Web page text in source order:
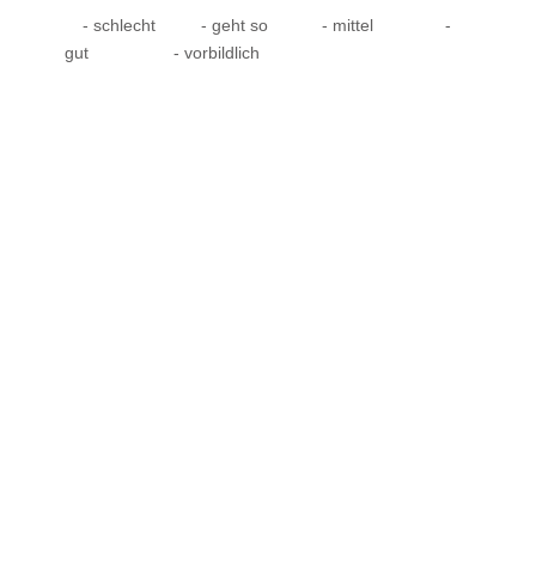
- schlecht - geht so - mittel
-
gut
- vorbildlich